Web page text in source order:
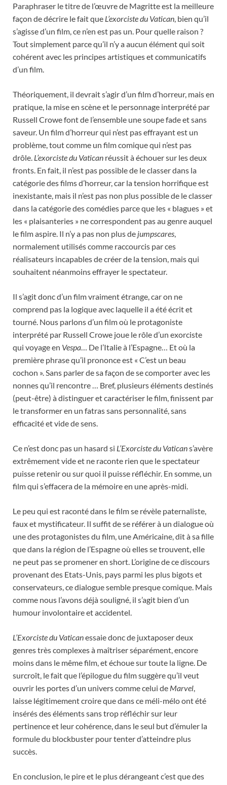
Paraphraser le titre de l’œuvre de Magritte est la meilleure
façon de décrire le fait que L’exorciste du Vatican , bien qu’il
s’agisse d’un film, ce n’en est pas un. Pour quelle raison ?
Tout simplement parce qu’il n’y a aucun élément qui soit
cohérent avec les principes artistiques et communicatifs
d’un film.
Théoriquement, il devrait s’agir d’un film d’horreur, mais en
pratique, la mise en scène et le personnage interprété par
Russell Crowe font de l’ensemble une soupe fade et sans
saveur. Un film d’horreur qui n’est pas effrayant est un
problème, tout comme un film comique qui n’est pas
drôle. L’exorciste du Vatican réussit à échouer sur les deux
fronts. En fait, il n’est pas possible de le classer dans la
catégorie des films d’horreur, car la tension horrifique est
inexistante, mais il n’est pas non plus possible de le classer
dans la catégorie des comédies parce que les « blagues » et
les « plaisanteries » ne correspondent pas au genre auquel
le film aspire. Il n’y a pas non plus de jumpscares
normalement utilisés comme raccourcis par ces
réalisateurs incapables de créer de la tension, mais qui
souhaitent néanmoins effrayer le spectateur.
Il s’agit donc d’un film vraiment étrange, car on ne
comprend pas la logique avec laquelle il a été écrit et
tourné. Nous parlons d’un film où le protagoniste
interprété par Russell Crowe joue le rôle d’un exorciste
qui voyage en Vespa … De l’Italie à l’Espagne… Et où la
première phrase qu’il prononce est « C’est un beau
cochon ». Sans parler de sa façon de se comporter avec les
nonnes qu’il rencontre … Bref, plusieurs éléments destinés
(peut-être) à distinguer et caractériser le film, finissent par
le transformer en un fatras sans personnalité, sans
efficacité et vide de sens.
Ce n’est donc pas un hasard si L’Exorciste du Vaticans’avère
extrêmement vide et ne raconte rien que le spectateur
puisse retenir ou sur quoi il puisse réfléchir. En somme, un
film qui s’effacera de la mémoire en une après-midi.
Le peu qui est raconté dans le film se révèle paternaliste,
faux et mystificateur. Il suffit de se référer à un dialogue où
une des protagonistes du film, une Américaine, dit à sa fille
que dans la région de l’Espagne où elles se trouvent, elle
ne peut pas se promener en short. L’origine de ce discours
provenant des Etats-Unis, pays parmi les plus bigots et
conservateurs, ce dialogue semble presque comique. Mais
comme nous l’avons déjà souligné, il s’agit bien d’un
humour involontaire et accidentel.
L’Exorciste du Vaticanessaie donc de juxtaposer deux
genres très complexes à maîtriser séparément, encore
moins dans le même film, et échoue sur toute la ligne. De
surcroît, le fait que l’épilogue du film suggère qu’il veut
ouvrir les portes d’un univers comme celui de Marvel
laisse légitimement croire que dans ce méli-mélo ont été
insérés des éléments sans trop réfléchir sur leur
pertinence et leur cohérence, dans le seul but d’émuler la
formule du blockbuster pour tenter d’atteindre plus
succès.
En conclusion, le pire et le plus dérangeant c’est que des